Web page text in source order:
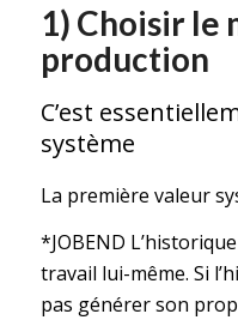
1) Choisir le
production
C’est
système
La première valeur
*JOBEND
travail lui-même. Si
pas générer son